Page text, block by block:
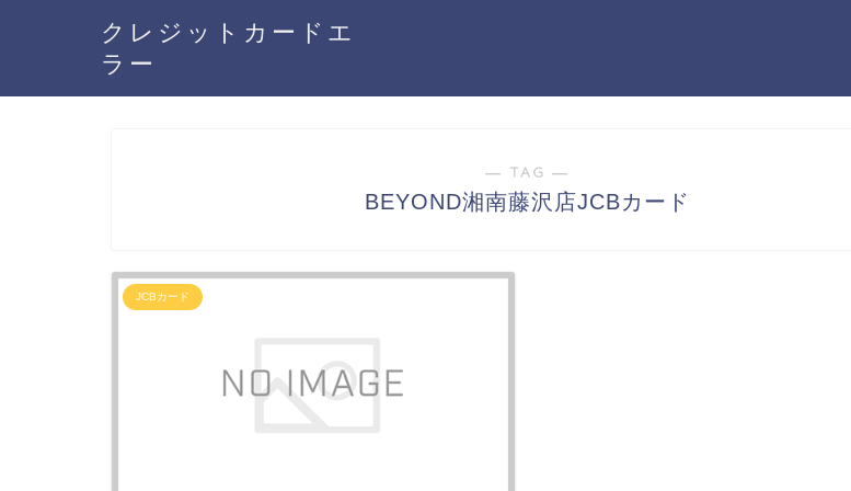
クレジットカードエ
ラー
― TAG ―
BEYOND湘南藤沢店JCBカード
JCBカード